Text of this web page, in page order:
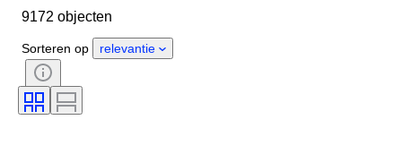
Land van herkomst
Geslacht
Conditie
Periode
Certificaat
Kleur
Materiaal horlogeband
9172 objecten
Sorteren op relevantie